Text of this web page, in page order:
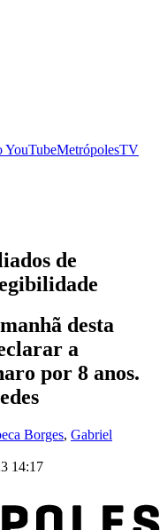
YouTubeMetrópolesTV
de
desta
a
por 8 anos.
Borges, Gabriel
14:17